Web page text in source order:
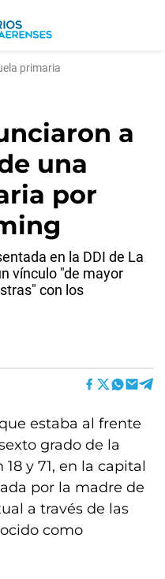
primaria
a
una
por
en la DDI de La
vínculo "de mayor
con los
estaba al frente
grado de la
y 71, en la capital
por la madre de
a través de las
como